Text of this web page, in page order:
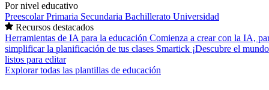
Por nivel educativo
PreescolarPrimaria Secundaria Bachillerato Universidad
Recursos destacados
Herramientas de IA para la educación Comienza a crear con la IA,
simplificar la planificación de tus clases Smartick ¡Descubre el
listos para editar
Explorar todas las plantillas de educación